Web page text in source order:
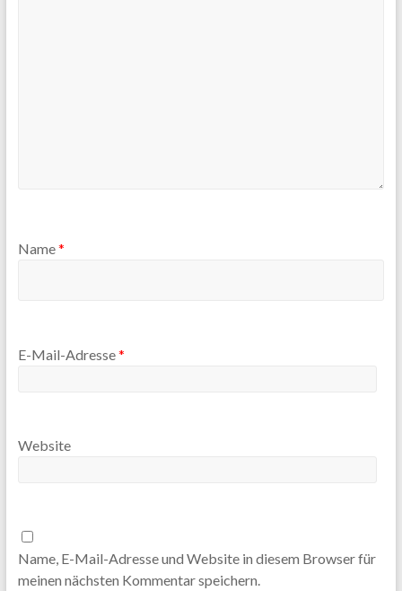
Name*
E-Mail-Adresse*
Website
Name, E-Mail-Adresse und Website in diesem Browser für
meinen nächsten Kommentar speichern.